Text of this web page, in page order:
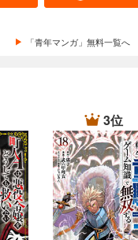
「青年マンガ」無料一覧へ
3位